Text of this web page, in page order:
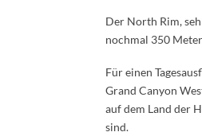
Der North Rim,
nochmal 350
Für einen
Grand Canyon
auf dem Land der
sind.